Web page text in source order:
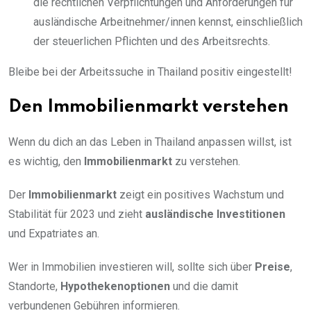
ausländische Arbeitnehmer/innen kennst, einschließlich
der steuerlichen Pflichten und des Arbeitsrechts.
Bleibe bei der Arbeitssuche in Thailand positiv eingestellt!
Den Immobilienmarkt verstehen
Wenn du dich an das Leben in Thailand anpassen willst, ist
es wichtig, den Immobilienmarkt zu verstehen.
Der Immobilienmarkt zeigt ein positives Wachstum und
Stabilität für 2023 und zieht ausländische Investitionen
und Expatriates an.
Wer in Immobilien investieren will, sollte sich über Preise,
Standorte, Hypothekenoptionen und die damit
verbundenen Gebühren informieren.